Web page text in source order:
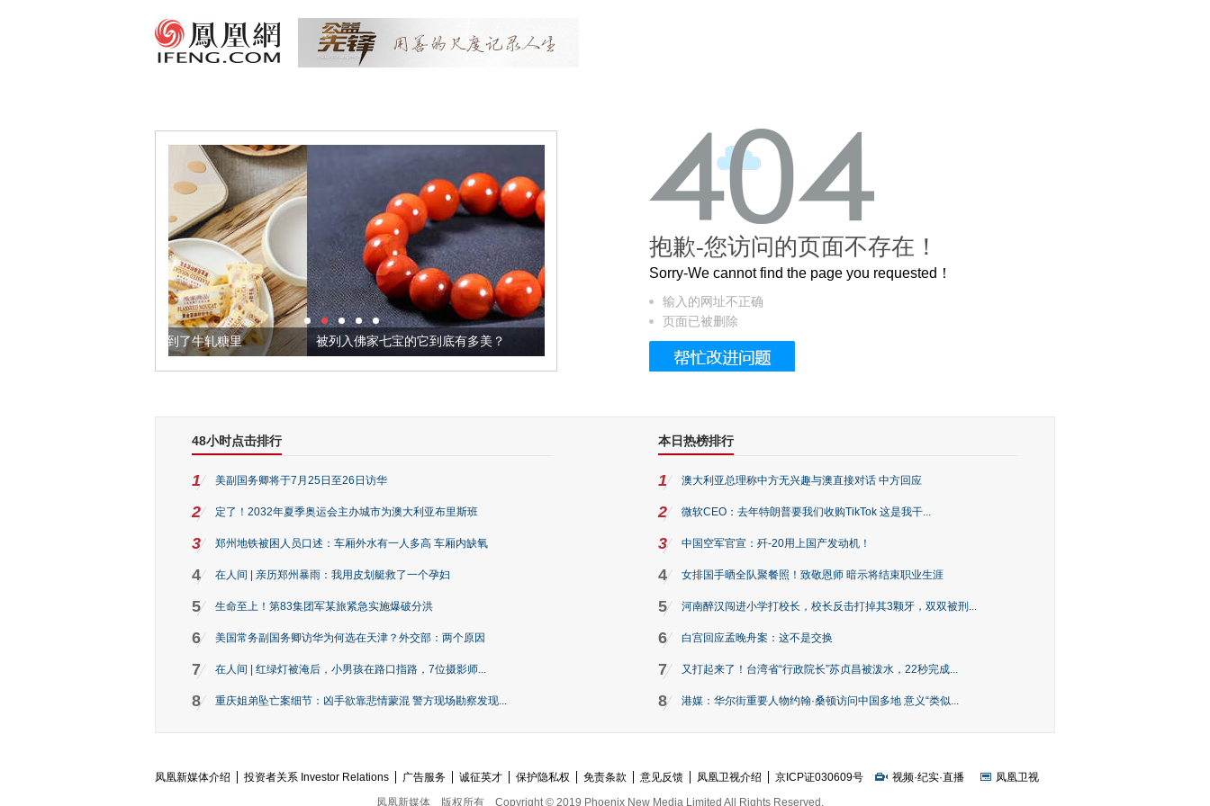
被列入佛家七宝的它到底有多美？ 这个3.2米的长卷，还原了600岁的紫禁城
抱歉-您访问的页面不存在！
Sorry-We cannot find the page you requested！
输入的网址不正确
页面已被删除
48小时点击排行
1 美副国务卿将于7月25日至26日访华
2 定了！2032年夏季奥运会主办城市为澳大利亚布里斯班
3 郑州地铁被困人员口述：车厢外水有一人多高 车厢内缺氧
4 在人间 | 亲历郑州暴雨：我用皮划艇救了一个孕妇
5 生命至上！第83集团军某旅紧急实施爆破分洪
6 美国常务副国务卿访华为何选在天津？外交部：两个原因
7 在人间 | 红绿灯被淹后，小男孩在路口指路，7位摄影师...
8 重庆姐弟坠亡案细节：凶手欲靠悲情蒙混 警方现场勘察发现...
本日热榜排行
1 澳大利亚总理称中方无兴趣与澳直接对话 中方回应
2 微软CEO：去年特朗普要我们收购TikTok 这是我干...
3 中国空军官宣：歼-20用上国产发动机！
4 女排国手晒全队聚餐照！致敬恩师 暗示将结束职业生涯
5 河南醉汉闯进小学打校长，校长反击打掉其3颗牙，双双被刑...
6 白宫回应孟晚舟案：这不是交换
7 又打起来了！台湾省“行政院长”苏贞昌被泼水，22秒完成...
8 港媒：华尔街重要人物约翰·桑顿访问中国多地 意义“类似...
凤凰新媒体介绍 投资者关系 Investor Relations 广告服务 诚征英才 保护隐私权 免责条款 意见反馈 凤凰卫视介绍 京ICP证030609号 视频·纪实·直播
凤凰卫视
凤凰新媒体
版权所有 Copyright © 2019 Phoenix New Media Limited All Rights Reserved.